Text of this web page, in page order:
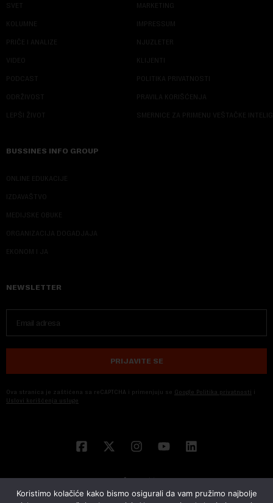
SVET
KOLUMNE
PRIČE I ANALIZE
VIDEO
PODCAST
ODRŽIVOST
LEPŠI ŽIVOT
MARKETING
IMPRESSUM
NJUZLETER
KLIJENTI
POLITIKA PRIVATNOSTI
PRAVILA KORIŠĆENJA
SMERNICE ZA PRIMENU VEŠTAČKE
BUSSINES INFO GROUP
ONLINE EDUKACIJE
IZDAVAŠTVO
MEDIJSKE OBUKE
ORGANIZACIJA DOGADJAJA
EKONOM I JA
NEWSLETTER
PRIJAVITE SE
Ova stranica je zaštićena sa reCAPTCHA i primenjuju se Google Politika privatnosti i
Uslovi korišćenja usluge
Koristimo kolačiće kako bismo osigurali da vam pružimo najbolje